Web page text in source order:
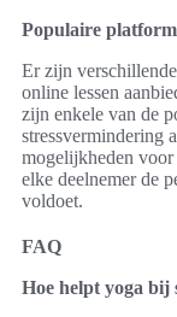
Populaire
Er zijn
online lessen
zijn enkele van de
stressvermindering
mogelijkheden
elke deelnemer de
voldoet.
FAQ
Hoe helpt yoga bij